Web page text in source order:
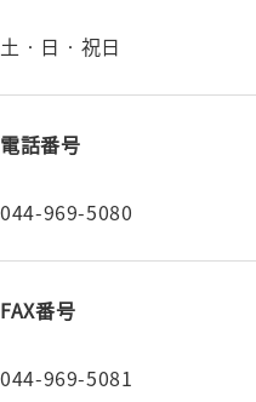
⼟‧⽇‧祝⽇
電話番号
044-969-5080
FAX番号
044-969-5081